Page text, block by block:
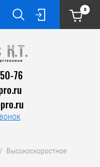
0
76
/  Высокоскоростное